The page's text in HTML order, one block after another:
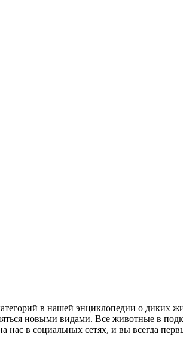
в нашей энциклопедии о диких
новыми видами. Все животные в
нас в социальных сетях, и вы всегда